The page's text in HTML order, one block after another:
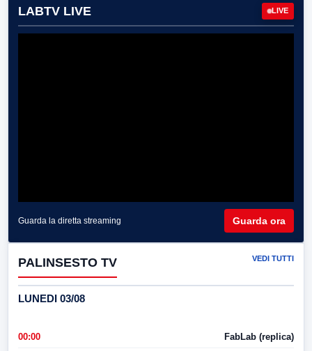
LABTV LIVE LIVE
Guarda la diretta streaming Guarda ora
PALINSESTO TV VEDI TUTTI
LUNEDI 03/08
00:00 FabLab (replica)